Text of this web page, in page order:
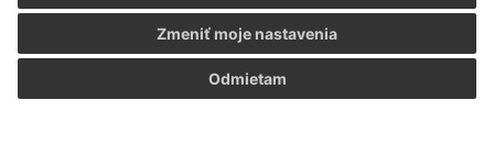
Odmietam
Zmeniť moje nastavenia